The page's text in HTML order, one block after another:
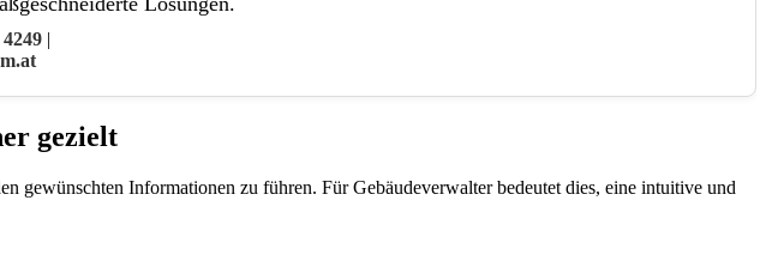
|
gezielt
gewünschten Informationen zu führen. Für Gebäudeverwalter bedeutet dies, eine intuitive und